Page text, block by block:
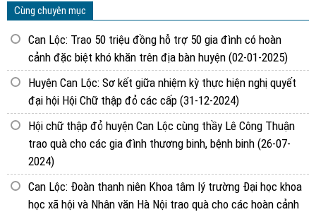
Cùng chuyên mục
Can Lộc: Trao 50 triệu đồng hỗ trợ 50 gia đình có hoàn
cảnh đặc biệt khó khăn trên địa bàn huyện (02-01-2025)
Huyện Can Lộc: Sơ kết giữa nhiệm kỳ thực hiện nghị quyết
đại hội Hội Chữ thập đỏ các cấp (31-12-2024)
Hội chữ thập đỏ huyện Can Lộc cùng thầy Lê Công Thuận
trao quà cho các gia đình thương binh, bệnh binh (26-07-
2024)
Can Lộc: Đoàn thanh niên Khoa tâm lý trường Đại học khoa
học xã hội và Nhân văn Hà Nội trao quà cho các hoàn cảnh